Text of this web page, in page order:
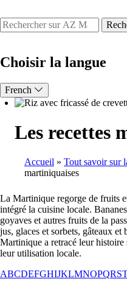
Recherche
Choisir la langue
French
Les recettes
Breadcrumb
Accueil Tout savoir sur
martiniquaises
La Martinique regorge de fruits
intégré la cuisine locale.
goyaves et autres fruits de la
jus, glaces et sorbets, gâteaux
Martinique a retracé leur
leur utilisation locale.
ABCDEFGHIJKLMNOPQRS